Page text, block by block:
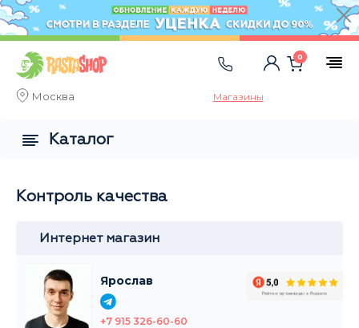
Москва Магазины
0
Контроль качества
Интернет магазин
Ярослав
+7 915 326-60-60
Каталог